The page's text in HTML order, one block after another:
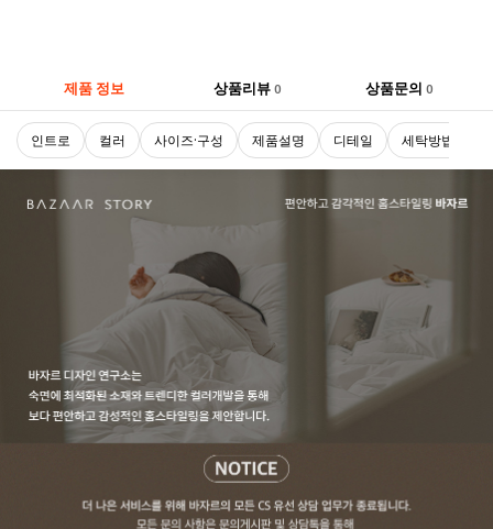
제품 정보 상품리뷰 0 상품문의0
인트로 컬러 사이즈·구성 제품설명 디테일 세탁방법